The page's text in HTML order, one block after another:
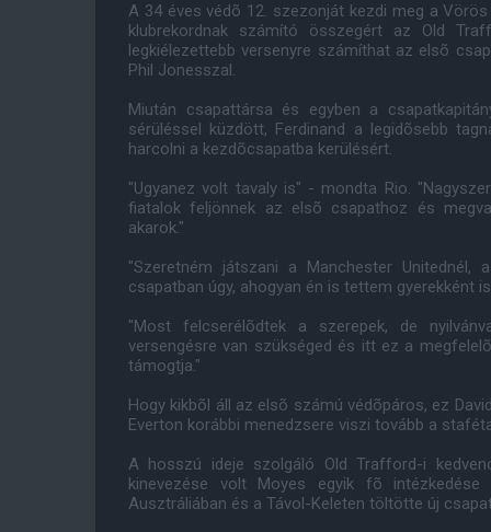
A 34 éves védõ 12. szezonját kezdi meg a
klubrekordnak számító összegért az Old
legkiélezettebb versenyre számíthat az elsõ
Phil Jonesszal.
Miután csapattársa és egyben a
sérüléssel küzdött, Ferdinand a legidõsebb
harcolni a kezdõcsapatba kerülésért.
"Ugyanez volt tavaly is" - mondta Rio.
fiatalok feljönnek az elsõ csapathoz és
akarok."
"Szeretném játszani a Manchester
csapatban úgy, ahogyan én is tettem gyerekként
"Most felcserélõdtek a szerepek, de
versengésre van szükséged és itt ez a
támogtja."
Hogy kikbõl áll az elsõ számú védõpáros, ez
Everton korábbi menedzsere viszi tovább a
A hosszú ideje szolgáló Old Trafford-i
kinevezése volt Moyes egyik fõ
Ausztráliában és a Távol-Keleten töltötte új